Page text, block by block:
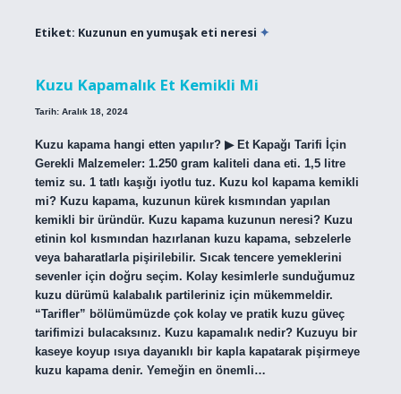
Etiket: Kuzunun en yumuşak eti neresi
Kuzu Kapamalık Et Kemikli Mi
Tarih: Aralık 18, 2024
Kuzu kapama hangi etten yapılır? ▶︎ Et Kapağı Tarifi İçin
Gerekli Malzemeler: 1.250 gram kaliteli dana eti. 1,5 litre
temiz su. 1 tatlı kaşığı iyotlu tuz. Kuzu kol kapama kemikli
mi? Kuzu kapama, kuzunun kürek kısmından yapılan
kemikli bir üründür. Kuzu kapama kuzunun neresi? Kuzu
etinin kol kısmından hazırlanan kuzu kapama, sebzelerle
veya baharatlarla pişirilebilir. Sıcak tencere yemeklerini
sevenler için doğru seçim. Kolay kesimlerle sunduğumuz
kuzu dürümü kalabalık partileriniz için mükemmeldir.
“Tarifler” bölümümüzde çok kolay ve pratik kuzu güveç
tarifimizi bulacaksınız. Kuzu kapamalık nedir? Kuzuyu bir
kaseye koyup ısıya dayanıklı bir kapla kapatarak pişirmeye
kuzu kapama denir. Yemeğin en önemli…